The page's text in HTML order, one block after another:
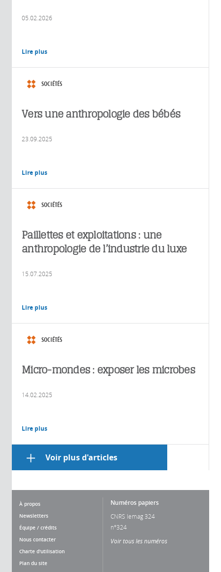
05.02.2026
Lire plus
SOCIÉTÉS
Vers une anthropologie des bébés
23.09.2025
Lire plus
SOCIÉTÉS
Paillettes et exploitations : une
anthropologie de l’industrie du luxe
15.07.2025
Lire plus
SOCIÉTÉS
Micro-mondes : exposer les microbes
14.02.2025
Lire plus
Voir plus d'articles
À propos
Newsletters
Équipe / crédits
Nous contacter
Charte d'utilisation
Plan du site
Numéros papiers
CNRS lemag 324
n°324
Voir tous les numéros